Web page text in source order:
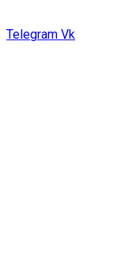
Telegram Vk